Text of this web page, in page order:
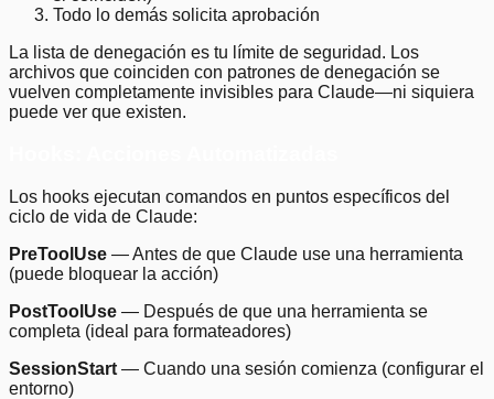
Todo lo demás solicita aprobación
La lista de denegación es tu límite de seguridad. Los
archivos que coinciden con patrones de denegación se
vuelven completamente invisibles para Claude—ni siquiera
puede ver que existen.
Los hooks ejecutan comandos en puntos específicos del
ciclo de vida de Claude:
PreToolUse — Antes de que Claude use una herramienta
(puede bloquear la acción)
PostToolUse — Después de que una herramienta se
completa (ideal para formateadores)
SessionStart — Cuando una sesión comienza (configurar el
entorno)